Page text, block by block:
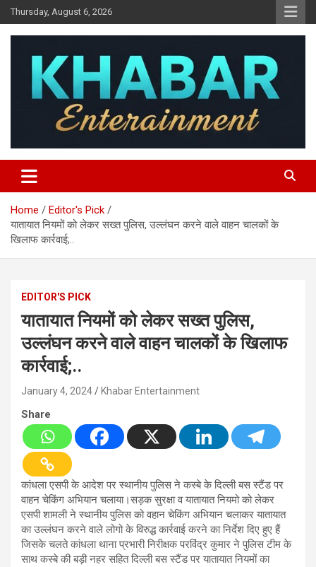
Skip
to
content
Thursday, August 6, 2026
Khabar Entertainment
Home
Editor's Pick
यातायात नियमों को लेकर सख्त पुलिस, उल्लंघन करने वाले वाहन चालकों के
खिलाफ कार्रवाई;..
EDITOR'S PICK
यातायात नियमों को लेकर सख्त पुलिस,
उल्लंघन करने वाले वाहन चालकों के खिलाफ
कार्रवाई;..
January 4, 2024 Khabar Entertainment
Share
कांधला एसपी के आदेश पर स्थानीय पुलिस ने कस्बे के दिल्ली बस स्टैंड पर
वाहन चेकिंग अभियान चलाया।सड़क सुरक्षा व यातायात नियमो को लेकर
एसपी शामली ने स्थानीय पुलिस को वहान चेकिंग अभियान चलाकर यातायात
का उल्लंघन करने वाले लोगो के विरुद्ध कार्रवाई करने का निर्देश दिए हुए हैं
जिसके चलते कांधला थाना प्रभारी निरीक्षक परविंद्र कुमार ने पुलिस टीम के
साथ कस्बे की बड़ी नहर सहित दिल्ली बस स्टैंड पर यातायात नियमों का